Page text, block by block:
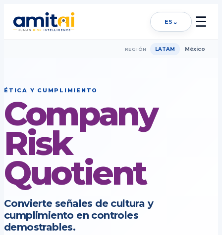
ES ⌄ ☰
REGIÓN LATAM México
ÉTICA Y CUMPLIMIENTO
Company
Risk
Quotient
Convierte señales de cultura y
cumplimiento en controles
demostrables.